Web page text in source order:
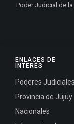
ENLACES DE
INTERÉS
Poderes Judiciales
Provincia de Jujuy
Nacionales
Poder Judicial de